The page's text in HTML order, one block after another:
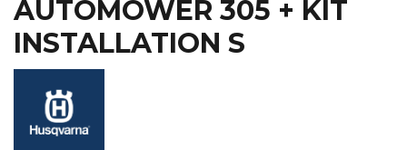
AUTOMOWER 305 + KIT
INSTALLATION S